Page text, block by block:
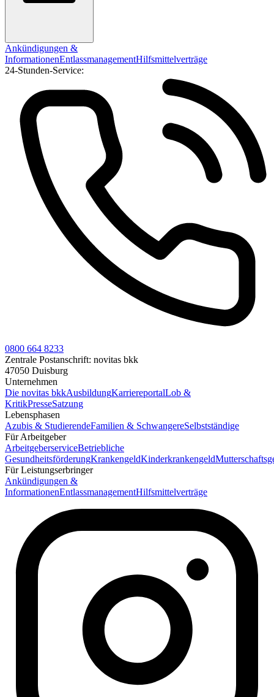
Ankündigungen &
InformationenEntlassmanagementHilfsmittelverträge
24-Stunden-Service:
0800 664 8233
Zentrale Postanschrift: novitas bkk
47050 Duisburg
Unternehmen
Die novitas bkkAusbildungKarriereportalLob &
KritikPresseSatzung
Lebensphasen
Azubis & StudierendeFamilien & SchwangereSelbstständige
Für Arbeitgeber
ArbeitgeberserviceBetriebliche
GesundheitsförderungKrankengeldKinderkrankengeld
Für Leistungserbringer
Ankündigungen &
InformationenEntlassmanagementHilfsmittelverträge